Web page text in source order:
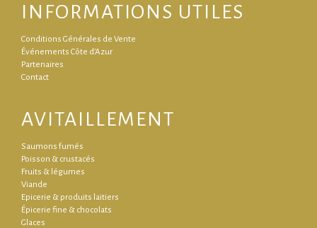
INFORMATIONS UTILES
Conditions Générales de Vente
Événements Côte d’Azur
Partenaires
Contact
AVITAILLEMENT
Saumons fumés
Poisson & crustacés
Fruits & légumes
Viande
Epicerie & produits laitiers
Épicerie fine & chocolats
Glaces